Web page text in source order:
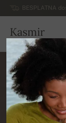
BESPLATNA
Kasmir
HRVATSKA